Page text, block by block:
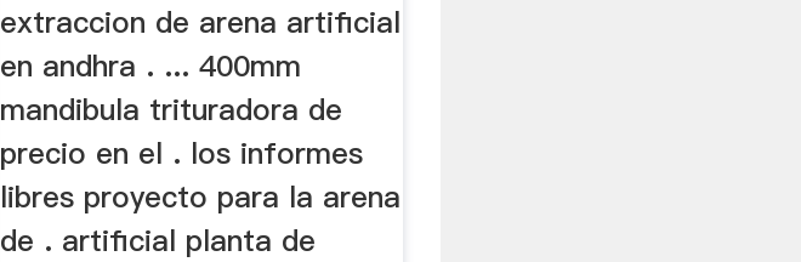
extraccion de arena artificial
en andhra . ... 400mm
mandibula trituradora de
precio en el . los informes
libres proyecto para la arena
de . artificial planta de